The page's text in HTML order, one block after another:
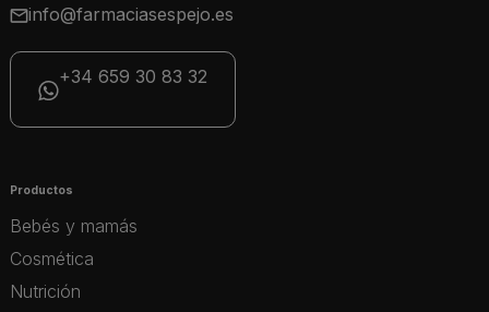
info@farmaciasespejo.es
+34 659 30 83 32
Productos
Bebés y mamás
Cosmética
Nutrición